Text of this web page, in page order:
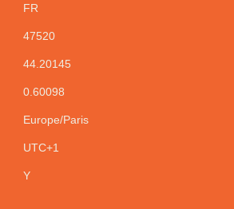
FR
47520
44.20145
0.60098
Europe/Paris
UTC+1
Y